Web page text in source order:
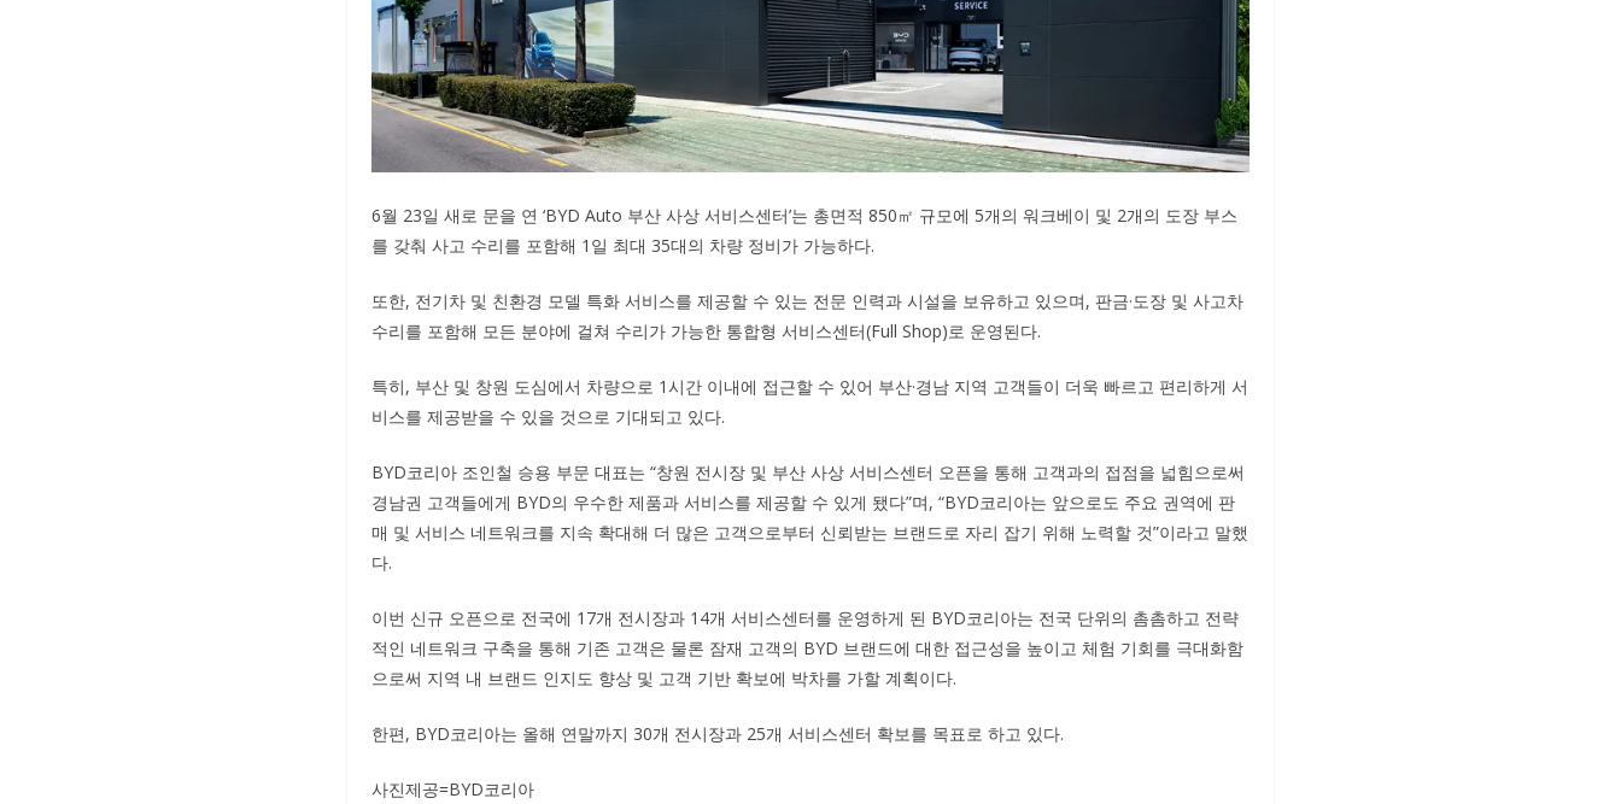
6월 23일 새로 문을 연 ‘BYD Auto 부산 사상 서비스센터’는 총면적 850㎡ 규모에 5개의 워크베이 및 2개의 도장 부스
를 갖춰 사고 수리를 포함해 1일 최대 35대의 차량 정비가 가능하다.
또한, 전기차 및 친환경 모델 특화 서비스를 제공할 수 있는 전문 인력과 시설을 보유하고 있으며, 판금·도장 및 사고차
수리를 포함해 모든 분야에 걸쳐 수리가 가능한 통합형 서비스센터(Full Shop)로 운영된다.
특히, 부산 및 창원 도심에서 차량으로 1시간 이내에 접근할 수 있어 부산·경남 지역 고객들이 더욱 빠르고 편리하게 서
비스를 제공받을 수 있을 것으로 기대되고 있다.
BYD코리아 조인철 승용 부문 대표는 “창원 전시장 및 부산 사상 서비스센터 오픈을 통해 고객과의 접점을 넓힘으로써
경남권 고객들에게 BYD의 우수한 제품과 서비스를 제공할 수 있게 됐다”며, “BYD코리아는 앞으로도 주요 권역에 판
매 및 서비스 네트워크를 지속 확대해 더 많은 고객으로부터 신뢰받는 브랜드로 자리 잡기 위해 노력할 것”이라고 말했
다.
이번 신규 오픈으로 전국에 17개 전시장과 14개 서비스센터를 운영하게 된 BYD코리아는 전국 단위의 촘촘하고 전략
적인 네트워크 구축을 통해 기존 고객은 물론 잠재 고객의 BYD 브랜드에 대한 접근성을 높이고 체험 기회를 극대화함
으로써 지역 내 브랜드 인지도 향상 및 고객 기반 확보에 박차를 가할 계획이다.
한편, BYD코리아는 올해 연말까지 30개 전시장과 25개 서비스센터 확보를 목표로 하고 있다.
사진제공=BYD코리아